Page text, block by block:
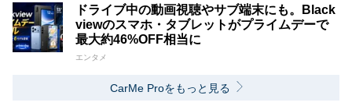
ドライブ中の動画視聴やサブ端末にも。Black
viewのスマホ・タブレットがプライムデーで
最大約46%OFF相当に
エンタメ
CarMe Proをもっと見る